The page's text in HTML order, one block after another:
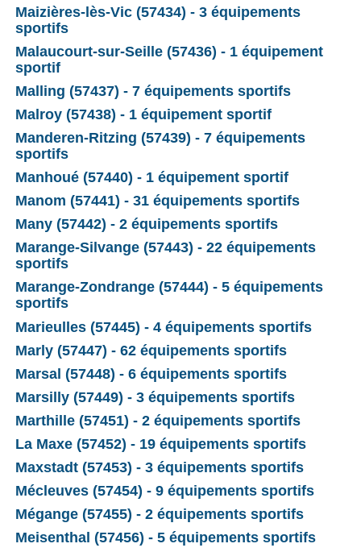
Maizières-lès-Vic (57434) - 3 équipements
sportifs
Malaucourt-sur-Seille (57436) - 1 équipement
sportif
Malling (57437) - 7 équipements sportifs
Malroy (57438) - 1 équipement sportif
Manderen-Ritzing (57439) - 7 équipements
sportifs
Manhoué (57440) - 1 équipement sportif
Manom (57441) - 31 équipements sportifs
Many (57442) - 2 équipements sportifs
Marange-Silvange (57443) - 22 équipements
sportifs
Marange-Zondrange (57444) - 5 équipements
sportifs
Marieulles (57445) - 4 équipements sportifs
Marly (57447) - 62 équipements sportifs
Marsal (57448) - 6 équipements sportifs
Marsilly (57449) - 3 équipements sportifs
Marthille (57451) - 2 équipements sportifs
La Maxe (57452) - 19 équipements sportifs
Maxstadt (57453) - 3 équipements sportifs
Mécleuves (57454) - 9 équipements sportifs
Mégange (57455) - 2 équipements sportifs
Meisenthal (57456) - 5 équipements sportifs